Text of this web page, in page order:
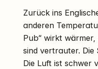
Zurück ins
anderen
Pub“ wirkt
sind vertrauter. Die
Die Luft ist schwer